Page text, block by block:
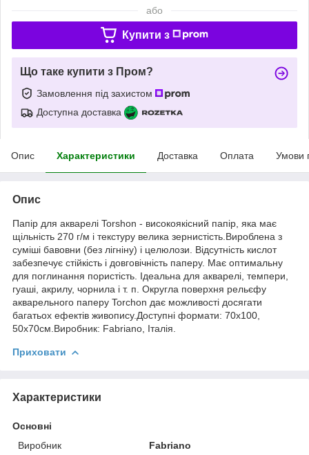
або
Купити з
Що таке купити з Пром?
Замовлення під захистом
Доступна доставка
Опис Характеристики Доставка Оплата Умови
Опис
Папір для акварелі Torshon - високоякісний папір, яка має
щільність 270 г/м і текстуру велика зернистість.Вироблена з
суміші бавовни (без лігніну) і целюлози. Відсутність кислот
забезпечує стійкість і довговічність паперу. Має оптимальну
для поглинання пористість. Ідеальна для акварелі, темпери,
гуаші, акрилу, чорнила і т. п. Округла поверхня рельєфу
акварельного паперу Torchon дає можливості досягати
багатьох ефектів живопису.Доступні формати: 70x100,
50х70см.Виробник: Fabriano, Італія.
Приховати
Характеристики
Основні
Виробник
Fabriano